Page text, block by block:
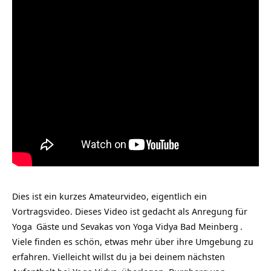
Dies ist ein kurzes Amateurvideo, eigentlich ein
Vortragsvideo. Dieses Video ist gedacht als Anregung für
Yoga Gäste und Sevakas von Yoga Vidya Bad Meinberg .
Viele finden es schön, etwas mehr über ihre Umgebung zu
erfahren. Vielleicht willst du ja bei deinem nächsten